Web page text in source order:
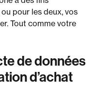
pour les deux, vos
Tout comme votre
de données
d’achat